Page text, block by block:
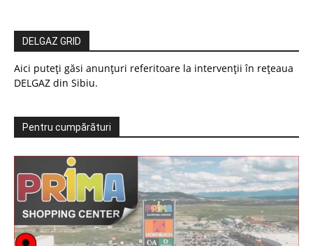
DELGAZ GRID
Aici puteți găsi anunțuri referitoare la intervenții în rețeaua
DELGAZ din Sibiu.
Pentru cumpărături